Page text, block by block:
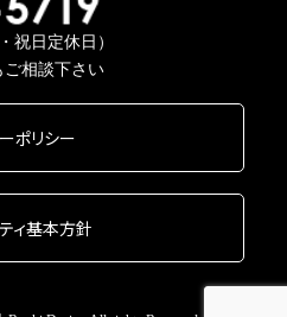
祝日定休日）
相談下さい
ポリシー
ィ基本方針